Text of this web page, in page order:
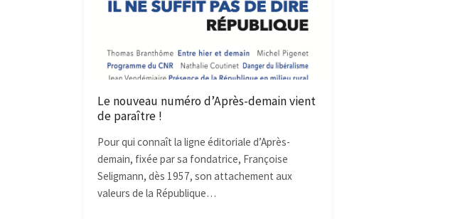
Le nouveau numéro d’Après-demain vient
de paraître !
Pour qui connaît la ligne éditoriale d’Après-
demain, fixée par sa fondatrice, Françoise
Seligmann, dès 1957, son attachement aux
valeurs de la République…